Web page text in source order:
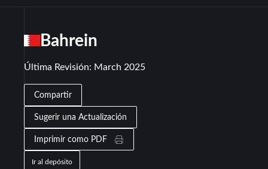
Bahrein
Última Revisión: March 2025
Compartir
Sugerir una Actualización
Imprimir como PDF
Ir al depósito